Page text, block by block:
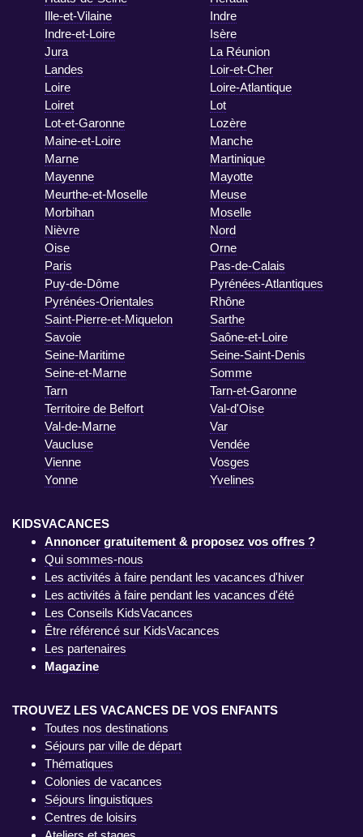
Ille-et-Vilaine
Indre
Indre-et-Loire
Isère
Jura
La Réunion
Landes
Loir-et-Cher
Loire
Loire-Atlantique
Loiret
Lot
Lot-et-Garonne
Lozère
Maine-et-Loire
Manche
Marne
Martinique
Mayenne
Mayotte
Meurthe-et-Moselle
Meuse
Morbihan
Moselle
Nièvre
Nord
Oise
Orne
Paris
Pas-de-Calais
Puy-de-Dôme
Pyrénées-Atlantiques
Pyrénées-Orientales
Rhône
Saint-Pierre-et-Miquelon
Sarthe
Savoie
Saône-et-Loire
Seine-Maritime
Seine-Saint-Denis
Seine-et-Marne
Somme
Tarn
Tarn-et-Garonne
Territoire de Belfort
Val-d'Oise
Val-de-Marne
Var
Vaucluse
Vendée
Vienne
Vosges
Yonne
Yvelines
KIDSVACANCES
Annoncer gratuitement & proposez vos offres ?
Qui sommes-nous
Les activités à faire pendant les vacances d'hiver
Les activités à faire pendant les vacances d'été
Les Conseils KidsVacances
Être référencé sur KidsVacances
Les partenaires
Magazine
TROUVEZ LES VACANCES DE VOS ENFANTS
Toutes nos destinations
Séjours par ville de départ
Thématiques
Colonies de vacances
Séjours linguistiques
Centres de loisirs